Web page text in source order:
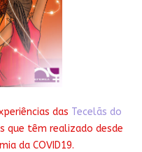
das Tecelãs do
que têm realizado desde
da COVID19.